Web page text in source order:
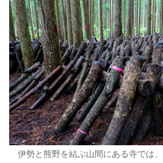
伊勢と熊野を結ぶ山間にある寺では